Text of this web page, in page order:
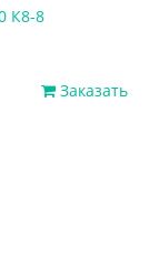
К8-8
Заказать